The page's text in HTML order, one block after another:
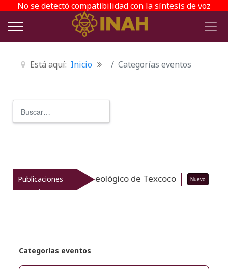
No se detectó compatibilidad con la síntesis de voz
Está aquí: Inicio Categorías eventos
Publicaciones
recientes
el patrimonio arqueológico de Texcoco Nuevo
Categorías eventos